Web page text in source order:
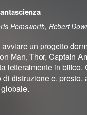
Hemsworth, Robert
un progetto
Man, Thor, Captain
letteralmente in
distruzione e,